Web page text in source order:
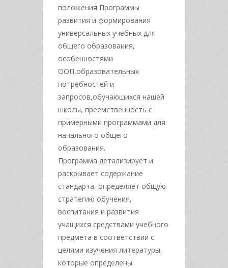
положения Программы
развития и формирования
универсальных учебных для
общего образования,
особенностями
ООП,образовательных
потребностей и
запросов,обучающихся нашей
школы, преемственность с
примерными программами для
начального общего
образования.
Программа детализирует и
раскрывает содержание
стандарта, определяет общую
стратегию обучения,
воспитания и развития
учащихся средствами учебного
предмета в соответствии с
целями изучения литературы,
которые определены